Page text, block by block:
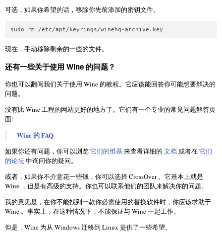
可选，如果你希望的话，移除你先前添加的密钥文件。
现在，手动移除剩余的一些的文件。
还有一些关于使用 Wine 的问题？
你也可以翻阅我们关于使用 Wine 的教程。它应该能回答你可能想要解决的
问题。
没有比 Wine 工程的网站更好的地方了。它们有一个专业的常见问题解答页
面:
Wine 的 FAQ
如果你还有问题，你可以浏览它们的维基来查看详细的 文档 或者在它们
的论坛中询问你的疑问。
或者，如果你不介意花一些钱，你可以选择 CrossOver 。它基本上就是
Wine ，但是有高级的支持。你也可以联系他们的团队来解决你的问题。
我的意见是，在你不能找到一款你必需使用的替换软件时，你应该求助于
Wine 。事实上，在这种情况下，不能保证与 Wine 一起工作。
但是，Wine 为从 Windows 迁移到 Linux 提供了一些希望。